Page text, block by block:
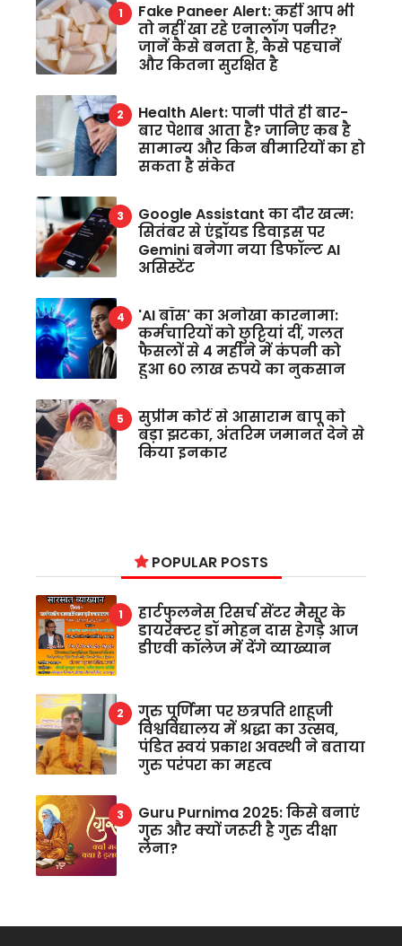
Fake Paneer Alert: कहीं आप भी
तो नहीं खा रहे एनालॉग पनीर?
जानें कैसे बनता है, कैसे पहचानें
और कितना सुरक्षित है
Health Alert: पानी पीते ही बार-
बार पेशाब आता है? जानिए कब है
सामान्य और किन बीमारियों का हो
सकता है संकेत
Google Assistant का दौर खत्म:
सितंबर से एंड्रॉयड डिवाइस पर
Gemini बनेगा नया डिफॉल्ट AI
असिस्टेंट
'AI बॉस' का अनोखा कारनामा:
कर्मचारियों को छुट्टियां दीं, गलत
फैसलों से 4 महीने में कंपनी को
हुआ 60 लाख रुपये का नुकसान
सुप्रीम कोर्ट से आसाराम बापू को
बड़ा झटका, अंतरिम जमानत देने से
किया इनकार
POPULAR POSTS
हार्टफुलनेस रिसर्च सेंटर मैसूर के
डायरेक्टर डॉ मोहन दास हेगड़े आज
डीएवी कॉलेज में देंगे व्याख्यान
गुरु पूर्णिमा पर छत्रपति शाहूजी
विश्वविद्यालय में श्रद्धा का उत्सव,
पंडित स्वयं प्रकाश अवस्थी ने बताया
गुरु परंपरा का महत्व
Guru Purnima 2025: किसे बनाएं
गुरु और क्यों जरूरी है गुरु दीक्षा
लेना?